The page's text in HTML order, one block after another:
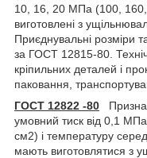
10, 16, 20 МПа (100, 160,
виготовлені з
Приєднувальні розміри
за ГОСТ 12815-80.
кріпильних деталей і
паковання,
ГОСТ 12822 -80
умовний тиск від 0,1
см2) і температуру
мають виготовлятися з